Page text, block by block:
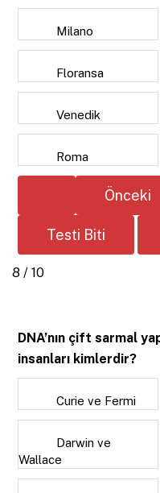
Milano
Floransa
Venedik
Roma
8 / 10
DNA’nın çift sarmal
insanları kimlerdir?
Curie ve Fermi
Darwin ve
Wallace